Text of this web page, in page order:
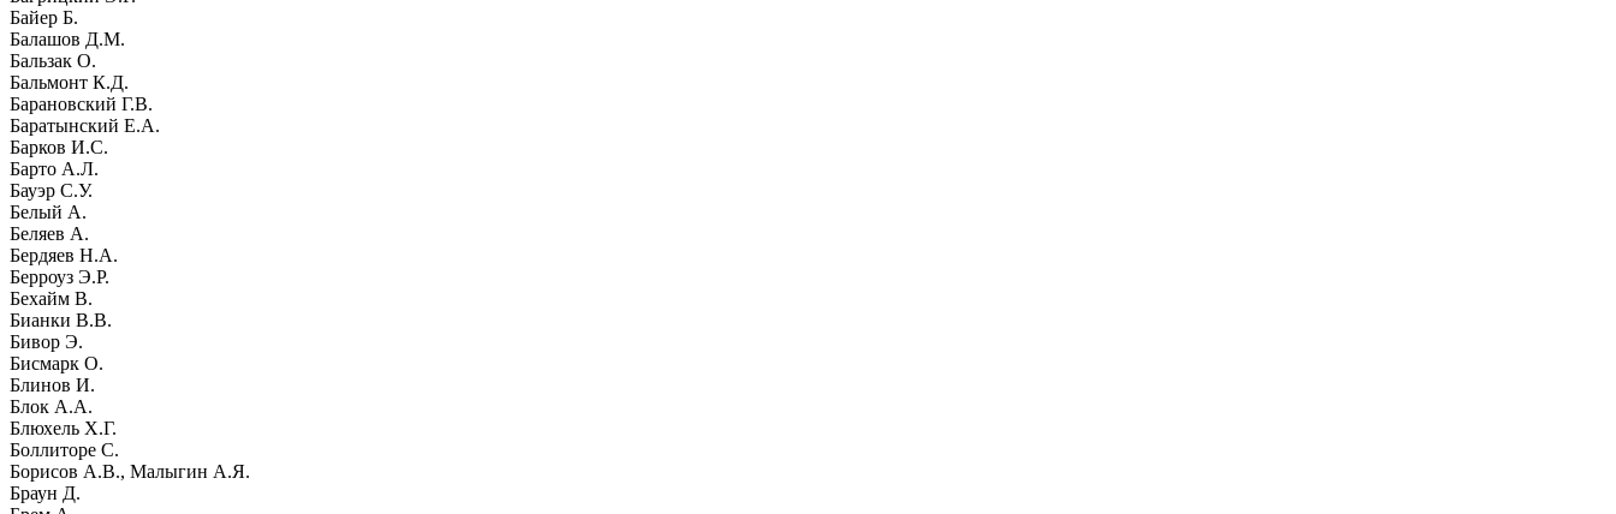
Байер Б.
Балашов Д.М.
Бальзак О.
Бальмонт К.Д.
Барановский Г.В.
Баратынский Е.А.
Барков И.С.
Барто А.Л.
Бауэр С.У.
Белый А.
Беляев А.
Бердяев Н.А.
Берроуз Э.Р.
Бехайм В.
Бианки В.В.
Бивор Э.
Бисмарк О.
Блинов И.
Блок А.А.
Блюхель Х.Г.
Боллиторе С.
Борисов А.В., Малыгин А.Я.
Браун Д.